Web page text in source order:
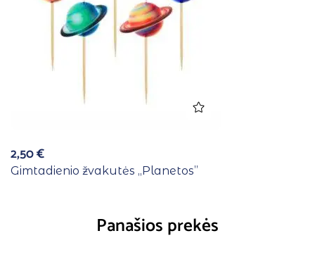
2,50€
Gimtadienio žvakutės ,,Planetos”
Panašios prekės